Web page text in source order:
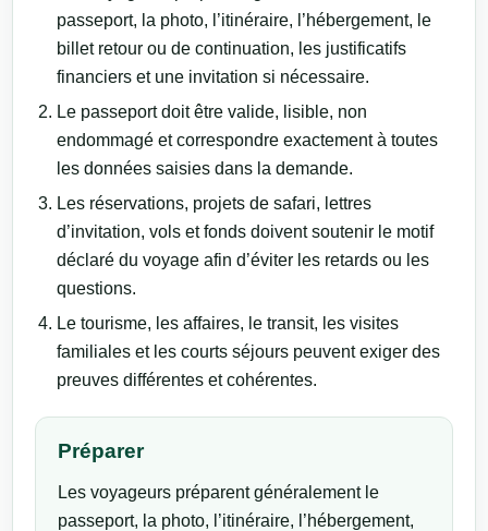
passeport, la photo, l’itinéraire, l’hébergement, le
billet retour ou de continuation, les justificatifs
financiers et une invitation si nécessaire.
Le passeport doit être valide, lisible, non
endommagé et correspondre exactement à toutes
les données saisies dans la demande.
Les réservations, projets de safari, lettres
d’invitation, vols et fonds doivent soutenir le motif
déclaré du voyage afin d’éviter les retards ou les
questions.
Le tourisme, les affaires, le transit, les visites
familiales et les courts séjours peuvent exiger des
preuves différentes et cohérentes.
Préparer
Les voyageurs préparent généralement le
passeport, la photo, l’itinéraire, l’hébergement,